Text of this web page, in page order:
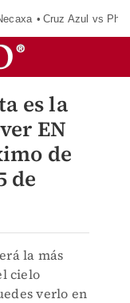
Cruz Azul vs
es la
EN
de
de
la más
cielo
verlo en